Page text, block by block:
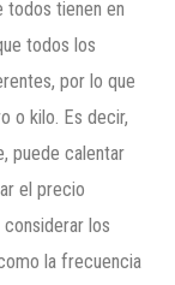
todos tienen en
todos los
por lo que
o kilo. Es decir,
puede calentar
el precio
los
la frecuencia